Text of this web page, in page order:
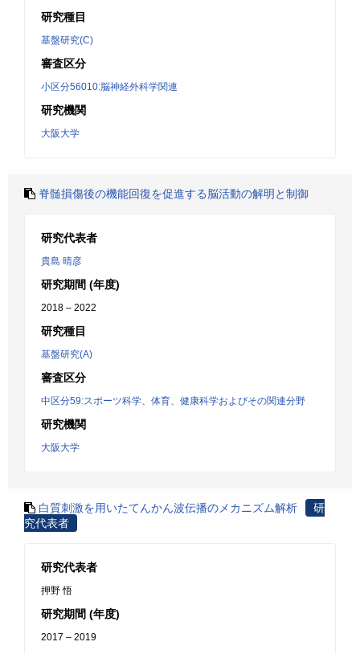
研究種目
基盤研究(C)
審査区分
小区分56010:脳神経外科学関連
研究機関
大阪大学
脊髄損傷後の機能回復を促進する脳活動の解明と制御
研究代表者
貴島 晴彦
研究期間 (年度)
2018 – 2022
研究種目
基盤研究(A)
審査区分
中区分59:スポーツ科学、体育、健康科学およびその関連分野
研究機関
大阪大学
白質刺激を用いたてんかん波伝播のメカニズム解析
研
究代表者
研究代表者
押野 悟
研究期間 (年度)
2017 – 2019